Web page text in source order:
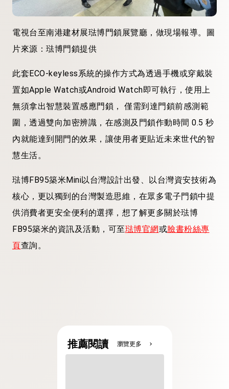
電視台至南港建材展琺博門鎖展覽廳，做現場報導。圖
片來源：琺博門鎖提供
此套ECO-keyless系統的操作方式為透過手機或穿戴裝
置如Apple Watch或Android Watch即可執行，使用上
無須拿出智慧裝置感應門鎖， 僅需到達門鎖前感測範
圍，透過雙向加密辨識，在感測及門鎖作動時間 0.5 秒
內就能達到開門的效果，讓使用者更貼近未來世代的智
慧生活。
琺博FB95築米Mini以台灣設計出發、以台灣資安技術為
核心，更以獨到的台灣製造思維，在眾多電子門鎖中提
供消費者更安全便利的選擇，想了解更多關於琺博
FB95築米的資訊及活動，可至琺博官網或臉書粉絲專
頁查詢。
推薦閱讀 瀏覽更多 chevron_right